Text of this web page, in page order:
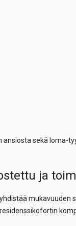
sekä loma-
ja
yhdistää mukavuuden